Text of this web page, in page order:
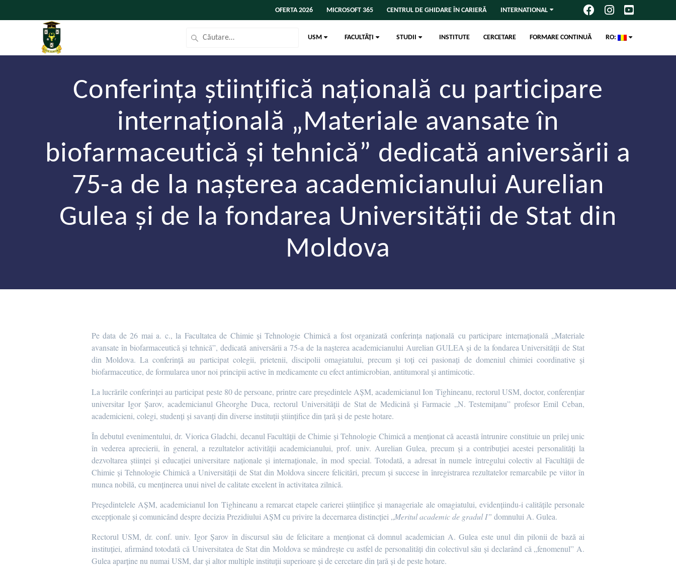
OFERTA 2026 MICROSOFT 365 CENTRUL DE GHIDARE ÎN CARIERĂ INTERNATIONAL
USM FACULTĂȚI STUDII INSTITUTE CERCETARE FORMARE CONTINUĂ RO:
Conferința științifică națională cu participare
internațională „Materiale avansate în
biofarmaceutică și tehnică” dedicată aniversării a
75-a de la nașterea academicianului Aurelian
Gulea și de la fondarea Universității de Stat din
Moldova
Pe data de 26 mai a. c., la Facultatea de Chimie și Tehnologie Chimică a fost organizată conferința națională cu participare internațională „Materiale
avansate în biofarmaceutică și tehnică”, dedicată aniversării a 75-a de la nașterea academicianului Aurelian GULEA și de la fondarea Universității de Stat
din Moldova. La conferință au participat colegii, prietenii, discipolii omagiatului, precum și toți cei pasionați de domeniul chimiei coordinative și
biofarmaceutice, de formularea unor noi principii active în medicamente cu efect antimicrobian, antitumoral și antimicotic.
La lucrările conferinței au participat peste 80 de persoane, printre care președintele AȘM, academicianul Ion Tighineanu, rectorul USM, doctor, conferențiar
universitar Igor Șarov, academicianul Gheorghe Duca, rectorul Universității de Stat de Medicină și Farmacie „N. Testemițanu” profesor Emil Ceban,
academicieni, colegi, studenți și savanți din diverse instituții științifice din țară și de peste hotare.
În debutul evenimentului, dr. Viorica Gladchi, decanul Facultății de Chimie și Tehnologie Chimică a menționat că această întrunire constituie un prilej unic
în vederea aprecierii, în general, a rezultatelor activității academicianului, prof. univ. Aurelian Gulea, precum și a contribuţiei acestei personalităţi la
dezvoltarea ştiinţei şi educaţiei universitare naționale și internaționale, în mod special. Totodată, a adresat în numele întregului colectiv al Facultății de
Chimie și Tehnologie Chimică a Universității de Stat din Moldova sincere felicitări, precum și succese în înregistrarea rezultatelor remarcabile pe viitor în
munca nobilă, cu menținerea unui nivel de calitate excelent în activitatea zilnică.
Președintelele AȘM, academicianul Ion Tighineanu a remarcat etapele carierei științifice și manageriale ale omagiatului, evidențiindu-i calitățile personale
excepționale și comunicând despre decizia Prezidiului AȘM cu privire la decernarea distincției „Meritul academic de gradul I” domnului A. Gulea.
Rectorul USM, dr. conf. univ. Igor Șarov în discursul său de felicitare a menționat că domnul academician A. Gulea este unul din pilonii de bază ai
instituției, afirmând totodată că Universitatea de Stat din Moldova se mândrește cu astfel de personalități din colectivul său și declarând că „fenomenul” A.
Gulea aparține nu numai USM, dar și altor multiple instituții superioare și de cercetare din țară și de peste hotare.